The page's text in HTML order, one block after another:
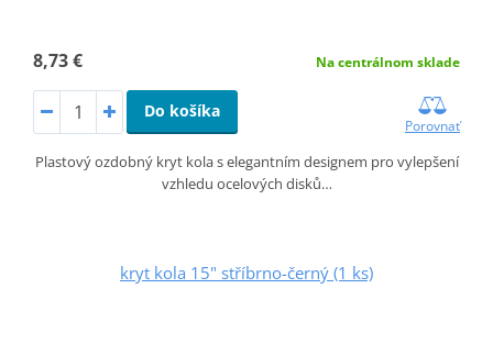
8,73 € Na centrálnom sklade
Do košíka
Porovnať
Plastový ozdobný kryt kola s elegantním designem pro vylepšení
vzhledu ocelových disků…
kryt kola 15" stříbrno-černý (1 ks)